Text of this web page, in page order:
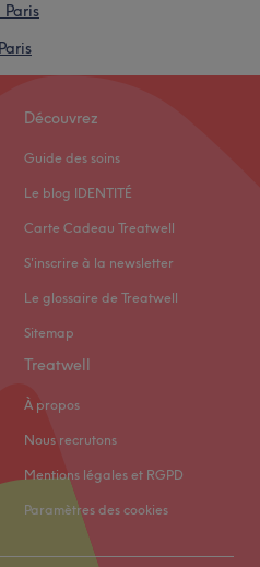
Découvrez
Guide des soins
Le blog IDENTITÉ
Carte Cadeau Treatwell
S'inscrire à la newsletter
Le glossaire de Treatwell
Sitemap
Treatwell
À propos
Nous recrutons
Mentions légales et RGPD
Paramètres des cookies